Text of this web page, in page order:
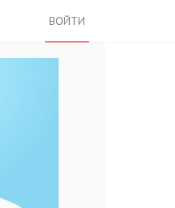
ВОЙТИ